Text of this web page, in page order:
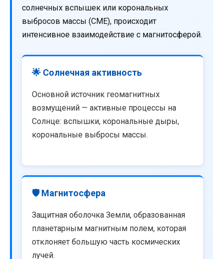
солнечных вспышек или корональных
выбросов массы (CME), происходит
интенсивное взаимодействие с магнитосферой.
🌟 Солнечная активность
Основной источник геомагнитных
возмущений — активные процессы на
Солнце: вспышки, корональные дыры,
корональные выбросы массы.
🛡️ Магнитосфера
Защитная оболочка Земли, образованная
планетарным магнитным полем, которая
отклоняет большую часть космических
лучей.